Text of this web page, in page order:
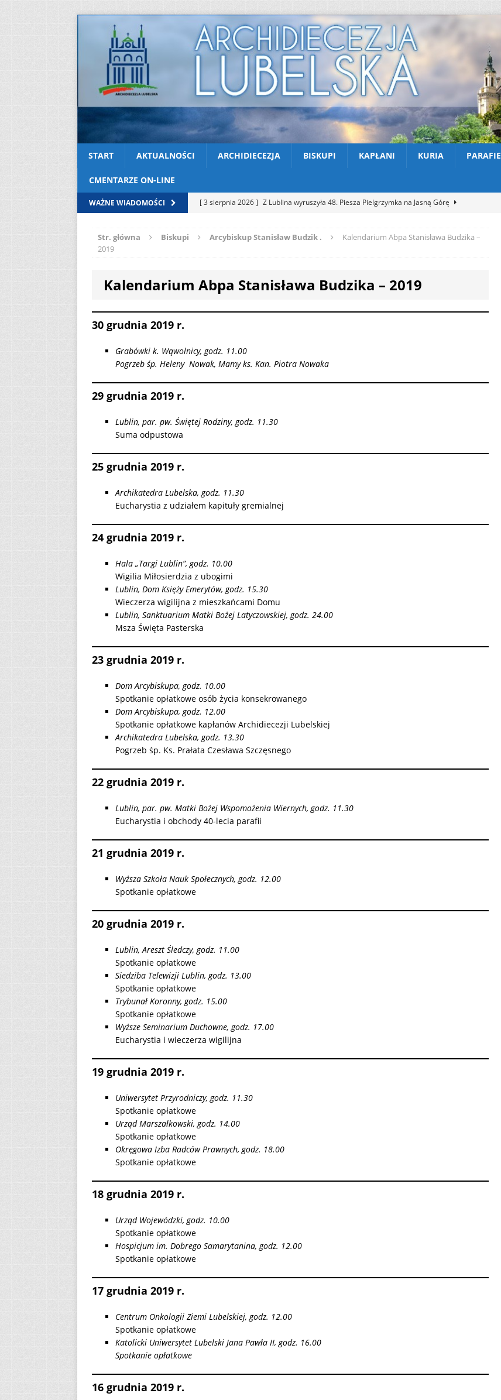
START AKTUALNOŚCI ARCHIDIECEZJA BISKUPI KAPŁANI KURIA PARAFIE
CMENTARZE ON-LINE
WAŻNE WIADOMOŚCI [ 3 sierpnia 2026 ] Z Lublina wyruszyła 48. Piesza Pielgrzymka na Jasną Górę
[ 2 sierpnia 2026 ] Nekrologi: śp. Jerzy Gasperski
AKTUALNOŚCI
[ 2 sierpnia 2026 ] XXX Międzynarodowy Festiwal Organowy Lublin – Czuby: 2026-08-
Str. główna Biskupi Arcybiskup Stanisław Budzik .
Kalendarium Abpa Stanisława Budzika –
2019
Kalendarium Abpa Stanisława Budzika – 2019
30 grudnia 2019 r.
Grabówki k. Wąwolnicy, godz. 11.00
Pogrzeb śp. Heleny Nowak, Mamy ks. Kan. Piotra Nowaka
29 grudnia 2019 r.
Lublin, par. pw. Świętej Rodziny, godz. 11.30
Suma odpustowa
25 grudnia 2019 r.
Archikatedra Lubelska, godz. 11.30
Eucharystia z udziałem kapituły gremialnej
24 grudnia 2019 r.
Hala „Targi Lublin”, godz. 10.00
Wigilia Miłosierdzia z ubogimi
Lublin, Dom Księży Emerytów, godz. 15.30
Wieczerza wigilijna z mieszkańcami Domu
Lublin, Sanktuarium Matki Bożej Latyczowskiej, godz. 24.00
Msza Święta Pasterska
23 grudnia 2019 r.
Dom Arcybiskupa, godz. 10.00
Spotkanie opłatkowe osób życia konsekrowanego
Dom Arcybiskupa, godz. 12.00
Spotkanie opłatkowe kapłanów Archidiecezji Lubelskiej
Archikatedra Lubelska, godz. 13.30
Pogrzeb śp. Ks. Prałata Czesława Szczęsnego
22 grudnia 2019 r.
Lublin, par. pw. Matki Bożej Wspomożenia Wiernych, godz. 11.30
Eucharystia i obchody 40-lecia parafii
21 grudnia 2019 r.
Wyższa Szkoła Nauk Społecznych, godz. 12.00
Spotkanie opłatkowe
20 grudnia 2019 r.
Lublin, Areszt Śledczy, godz. 11.00
Spotkanie opłatkowe
Siedziba Telewizji Lublin, godz. 13.00
Spotkanie opłatkowe
Trybunał Koronny, godz. 15.00
Spotkanie opłatkowe
Wyższe Seminarium Duchowne, godz. 17.00
Eucharystia i wieczerza wigilijna
19 grudnia 2019 r.
Uniwersytet Przyrodniczy, godz. 11.30
Spotkanie opłatkowe
Urząd Marszałkowski, godz. 14.00
Spotkanie opłatkowe
Okręgowa Izba Radców Prawnych, godz. 18.00
Spotkanie opłatkowe
18 grudnia 2019 r.
Urząd Wojewódzki, godz. 10.00
Spotkanie opłatkowe
Hospicjum im. Dobrego Samarytanina, godz. 12.00
Spotkanie opłatkowe
17 grudnia 2019 r.
Centrum Onkologii Ziemi Lubelskiej, godz. 12.00
Spotkanie opłatkowe
Katolicki Uniwersytet Lubelski Jana Pawła II, godz. 16.00
Spotkanie opłatkowe
16 grudnia 2019 r.